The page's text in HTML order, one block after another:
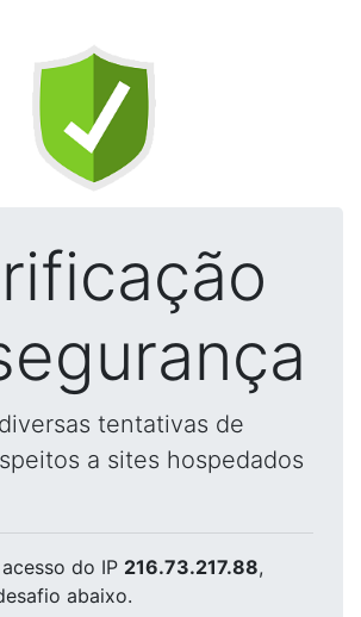
tentativas de
a sites hospedados
do IP 216.73.217.88,
abaixo.